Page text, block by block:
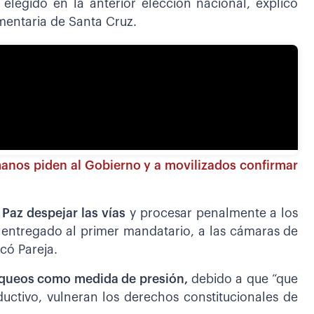
en la anterior elección nacional, explicó
de Santa Cruz.
piden al Gobierno y a movilizados confirmar
despejar las vías y procesar penalmente a los
al primer mandatario, a las cámaras de
Pareja.
como medida de presión, debido a que “que
vulneran los derechos constitucionales de